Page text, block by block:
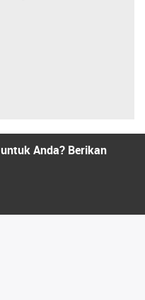
Anda? Berikan